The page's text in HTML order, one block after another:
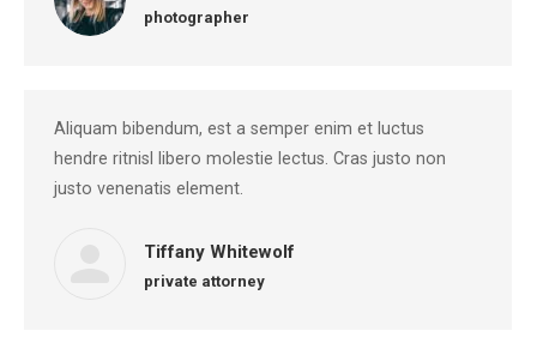
photographer
Aliquam bibendum, est a semper enim et luctus
hendre ritnisl libero molestie lectus. Cras justo non
justo venenatis element.
Tiffany Whitewolf
private attorney